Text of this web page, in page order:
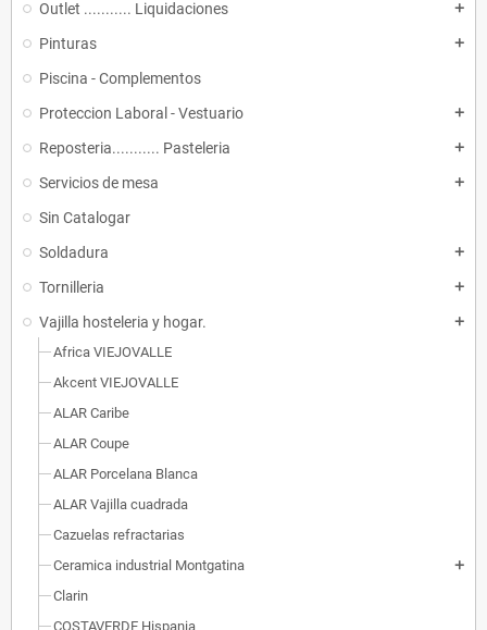
Outlet ........... Liquidaciones add
Pinturas add
Piscina - Complementos
Proteccion Laboral - Vestuario
add
Reposteria........... Pasteleria add
Servicios de mesa add
Sin Catalogar
Soldadura
add
Tornilleria add
Vajilla hosteleria y hogar. add
Africa VIEJOVALLE
Akcent VIEJOVALLE
ALAR Caribe
ALAR Coupe
ALAR Porcelana Blanca
ALAR Vajilla cuadrada
Cazuelas refractarias
Ceramica industrial Montgatina
add
Clarin
COSTAVERDE Hispania